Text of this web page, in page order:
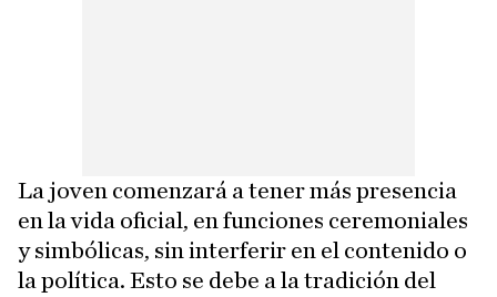
La joven comenzará a tener más presencia
en la vida oficial, en funciones ceremoniales
y simbólicas, sin interferir en el contenido o
la política. Esto se debe a la tradición del